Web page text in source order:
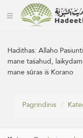
Hadithas:Allaho
mane tašahud,
mane sūras iš Korano
Pagrindinis